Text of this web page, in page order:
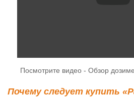
Посмотрите видео - Обзор
Почему следует купить